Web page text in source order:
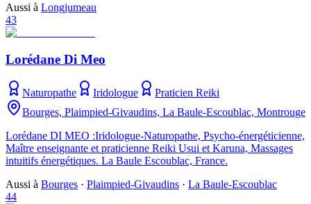
Aussi à Longjumeau
43
Lorédane Di Meo
Naturopathe Iridologue
Praticien Reiki
Bourges, Plaimpied-Givaudins, La Baule-Escoublac, Montrouge
Lorédane DI MEO :Iridologue-Naturopathe, Psycho-énergéticienne,
Maître enseignante et praticienne Reiki Usui et Karuna, Massages
intuitifs énergétiques. La Baule Escoublac, France.
Aussi à Bourges · Plaimpied-Givaudins · La Baule-Escoublac
44